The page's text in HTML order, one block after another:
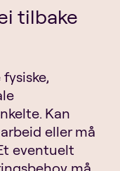
tilbake
Kan
eller må
eventuelt